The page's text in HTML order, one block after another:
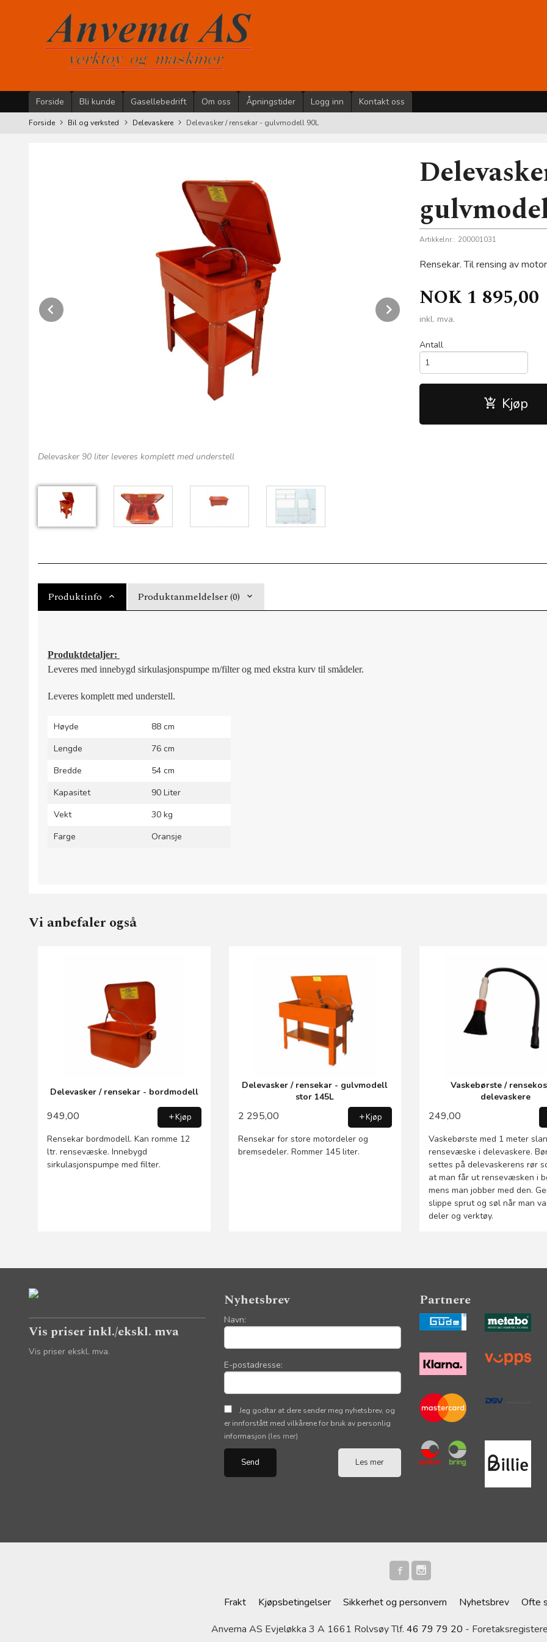
Forside Bli kunde Gasellebedrift Om oss Åpningstider Logg inn Kontakt oss
Forside Bil og verksted Delevaskere Delevasker / rensekar - gulvmodell 90L
Delevasker 90 liter leveres komplett med understell
Next
Artikkelnr.: 200001031
Rensekar. Til rensing av
NOK 1 895,00
inkl. mva.
Antall
Kjøp
Produktinfo Produktanmeldelser (0)
Produktdetaljer:
Leveres med innebygd sirkulasjonspumpe m/filter og med ekstra kurv til smådeler.
Leveres komplett med understell.
Høyde
88 cm
Lengde
76 cm
Bredde
54 cm
Kapasitet
90 Liter
Vekt
30 kg
Farge
Oransje
Vi anbefaler også
Delevasker / rensekar - bordmodell
949,00 Kjøp
Rensekar bordmodell. Kan romme 12
ltr. rensevæske. Innebygd
sirkulasjonspumpe med filter.
Delevasker / rensekar - gulvmodell
stor 145L
2 295,00 Kjøp
Rensekar for store motordeler og
bremsedeler. Rommer 145 liter.
Vaskebørste /
delevaskere
249,00
Vaskebørste med 1 meter
rensevæske i delevaskere.
settes på delevaskerens rør
at man får ut rensevæsken i
mens man jobber med den.
slippe sprut og søl når man
deler og verktøy.
Vis priser inkl./ekskl. mva
Vis priser ekskl. mva.
Nyhetsbrev
Navn:
E-postadresse:
Jeg godtar at dere sender meg nyhetsbrev, og
er innforstått med vilkårene for bruk av personlig
informasjon (les mer)
Les mer
Partnere
Frakt Kjøpsbetingelser Sikkerhet og personvern Nyhetsbrev
Ofte
Anvema AS Evjeløkka 3 A 1661 Rolvsøy Tlf. 46 79 79 20 -